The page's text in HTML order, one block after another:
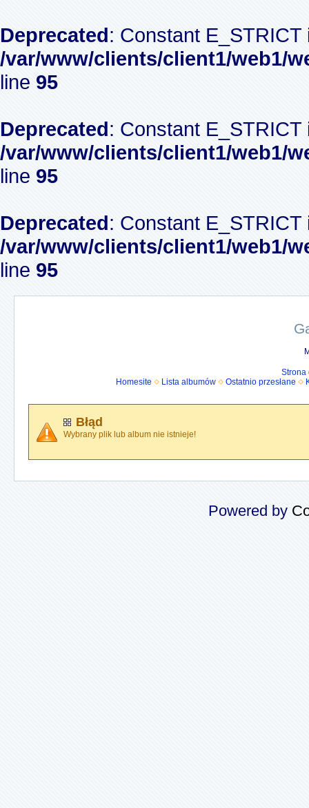
Deprecated: Constant
/var/www/clients/client1/web1/
line 95
Deprecated: Constant
/var/www/clients/client1/web1/
line 95
Deprecated: Constant
/var/www/clients/client1/web1/
line 95
Strona
Homesite
Lista albumów Ostatnio przesłane
Błąd
Wybrany plik lub album nie istnieje!
Powered by